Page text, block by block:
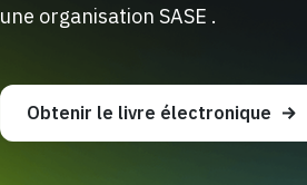
une organisation SASE .
Obtenir le livre électronique